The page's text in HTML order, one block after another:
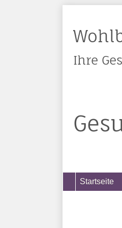
Ihre
Startseite